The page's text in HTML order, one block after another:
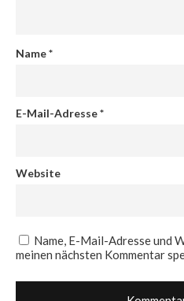
Name*
E-Mail-Adresse*
Website
Name, E-Mail-Adresse und
meinen nächsten Kommentar